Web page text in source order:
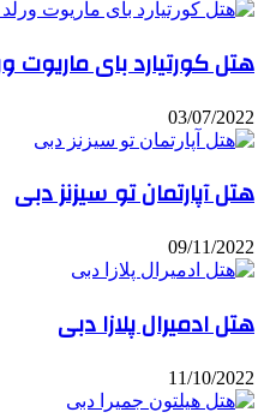
هتل کورتیارد بای ماریوت
03/07/2022
هتل آپارتمان تو سیزنز دبی
09/11/2022
هتل ادمیرال پلازا دبی
11/10/2022